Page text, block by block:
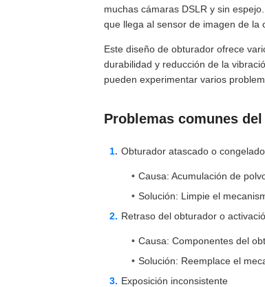
muchas cámaras DSLR y sin
que llega al sensor de imagen de la
Este diseño de obturador ofrece
durabilidad y reducción de la
pueden experimentar varios
Problemas comunes
Obturador atascado o congelado
Causa: Acumulación de
Solución: Limpie el
Retraso del obturador o
Causa: Componentes del
Solución: Reemplace el
Exposición inconsistente